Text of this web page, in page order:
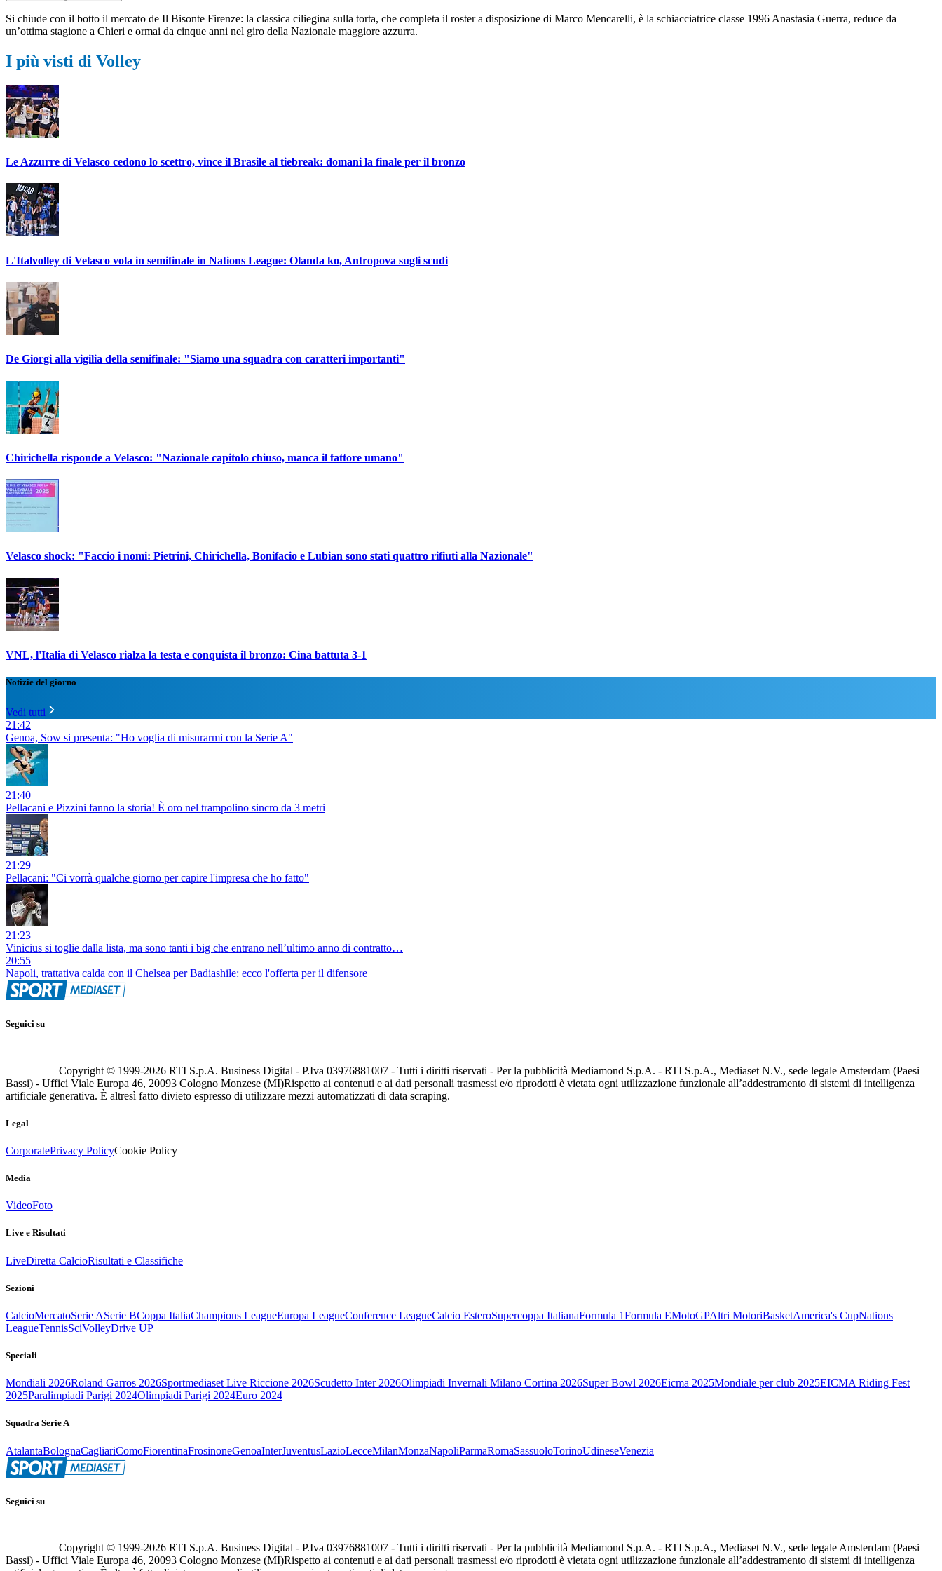
Si chiude con il botto il mercato de Il Bisonte Firenze: la classica ciliegina sulla torta, che completa il roster a disposizione di Marco Mencarelli, è la schiacciatrice classe 1996 Anastasia Guerra, reduce da
un’ottima stagione a Chieri e ormai da cinque anni nel giro della Nazionale maggiore azzurra.
I più visti di Volley
Le Azzurre di Velasco cedono lo scettro, vince il Brasile al tiebreak: domani la finale per il bronzo
L'Italvolley di Velasco vola in semifinale in Nations League: Olanda ko, Antropova sugli scudi
De Giorgi alla vigilia della semifinale: "Siamo una squadra con caratteri importanti"
Chirichella risponde a Velasco: "Nazionale capitolo chiuso, manca il fattore umano"
Velasco shock: "Faccio i nomi: Pietrini, Chirichella, Bonifacio e Lubian sono stati quattro rifiuti alla Nazionale"
VNL, l'Italia di Velasco rialza la testa e conquista il bronzo: Cina battuta 3-1
Notizie del giorno
Vedi tutti
21:42
Genoa, Sow si presenta: "Ho voglia di misurarmi con la Serie A"
21:40
Pellacani e Pizzini fanno la storia! È oro nel trampolino sincro da 3 metri
21:29
Pellacani: "Ci vorrà qualche giorno per capire l'impresa che ho fatto"
21:23
Vinicius si toglie dalla lista, ma sono tanti i big che entrano nell’ultimo anno di contratto…
20:55
Napoli, trattativa calda con il Chelsea per Badiashile: ecco l'offerta per il difensore
Seguici su
Copyright © 1999-2026 RTI S.p.A. Business Digital - P.Iva 03976881007 - Tutti i diritti riservati - Per la pubblicità Mediamond S.p.A. - RTI S.p.A., Mediaset N.V., sede legale Amsterdam (Paesi
Bassi) - Uffici Viale Europa 46, 20093 Cologno Monzese (MI)Rispetto ai contenuti e ai dati personali trasmessi e/o riprodotti è vietata ogni utilizzazione funzionale all’addestramento di sistemi di intelligenza
artificiale generativa. È altresì fatto divieto espresso di utilizzare mezzi automatizzati di data scraping.
Legal
CorporatePrivacy PolicyCookie Policy
Media
VideoFoto
Live e Risultati
LiveDiretta CalcioRisultati e Classifiche
Sezioni
CalcioMercatoSerie ASerie BCoppa ItaliaChampions LeagueEuropa LeagueConference LeagueCalcio EsteroSupercoppa ItalianaFormula 1Formula EMotoGPAltri MotoriBasketAmerica's CupNations
LeagueTennisSciVolleyDrive UP
Speciali
Mondiali 2026Roland Garros 2026Sportmediaset Live Riccione 2026Scudetto Inter 2026Olimpiadi Invernali Milano Cortina 2026Super Bowl 2026Eicma 2025Mondiale per club 2025EICMA Riding Fest
2025Paralimpiadi Parigi 2024Olimpiadi Parigi 2024Euro 2024
Squadra Serie A
AtalantaBolognaCagliariComoFiorentinaFrosinoneGenoaInterJuventusLazioLecceMilanMonzaNapoliParmaRomaSassuoloTorinoUdineseVenezia
Seguici su
Copyright © 1999-2026 RTI S.p.A. Business Digital - P.Iva 03976881007 - Tutti i diritti riservati - Per la pubblicità Mediamond S.p.A. - RTI S.p.A., Mediaset N.V., sede legale Amsterdam (Paesi
Bassi) - Uffici Viale Europa 46, 20093 Cologno Monzese (MI)Rispetto ai contenuti e ai dati personali trasmessi e/o riprodotti è vietata ogni utilizzazione funzionale all’addestramento di sistemi di intelligenza